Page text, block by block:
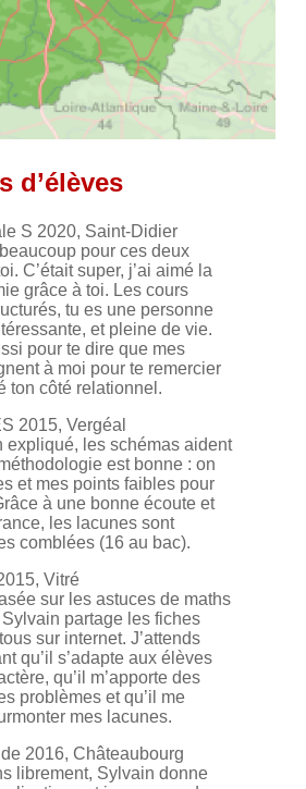
d’élèves
S 2020, Saint-Didier
pour ces deux
C’était super, j’ai aimé la
grâce à toi. Les cours
tu es une personne
et pleine de vie.
pour te dire que mes
à moi pour te remercier
ton côté relationnel.
2015, Vergéal
expliqué, les schémas aident
est bonne : on
et mes points faibles pour
à une bonne écoute et
les lacunes sont
comblées (16 au bac).
Vitré
sur les astuces de maths
partage les fiches
sur internet. J’attends
qu’il s’adapte aux élèves
qu’il m’apporte des
problèmes et qu’il me
mes lacunes.
2016, Châteaubourg
librement, Sylvain donne